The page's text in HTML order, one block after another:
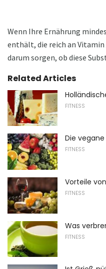
Wenn Ihre Ernährung
enthält, die reich an Vitamin
darum sorgen, ob diese
Related Articles
FITNESS
Die
FITNESS
Vorteile
FITNESS
Was
FITNESS